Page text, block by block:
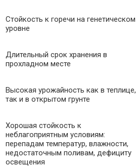
Стойкость к горечи на генетическом
уровне
Длительный срок хранения в
прохладном месте
Высокая урожайность как в теплице,
так и в открытом грунте
Хорошая стойкость к
неблагоприятным условиям:
перепадам температур, влажности,
недостаточным поливам, дефициту
освещения